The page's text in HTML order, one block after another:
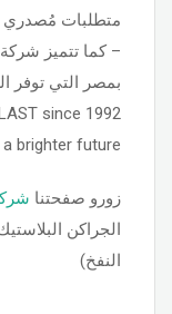
متطلبات مُصدري
– كما تتميز
بمصر التي توفر
since 1992
brighter future
زورو صفحتنا
النفخ)